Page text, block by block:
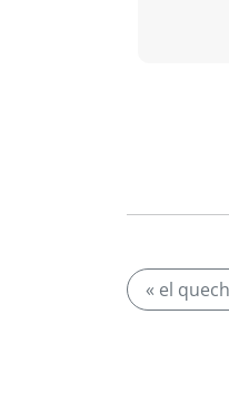
« el